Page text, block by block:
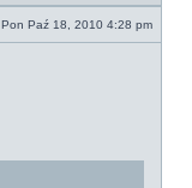
Pon Paź 18, 2010 4:28 pm